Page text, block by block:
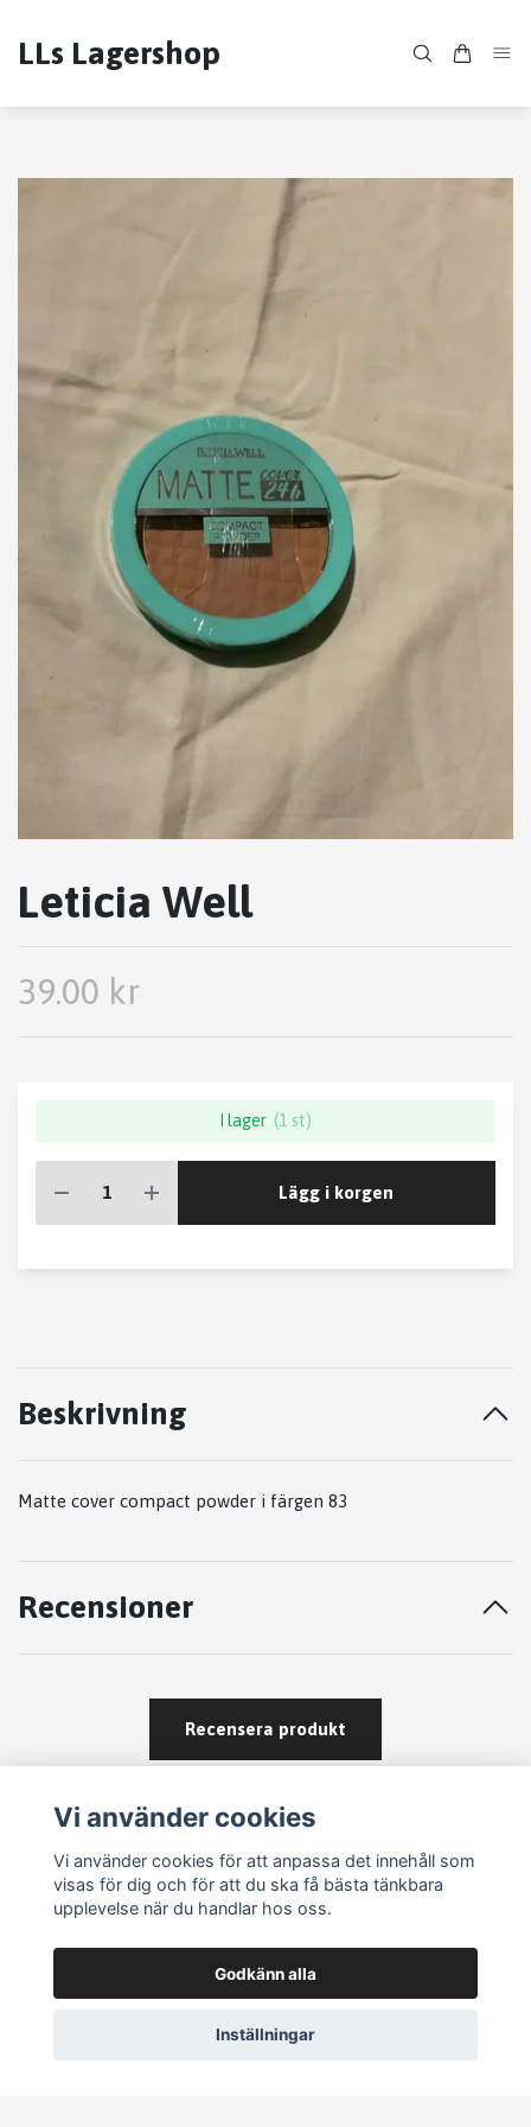
LLs Lagershop
Leticia Well
39.00 kr
I lager (1 st)
Lägg i korgen
Beskrivning
Matte cover compact powder i färgen 83
Recensioner
Recensera produkt
Om köp och returer
Vi använder cookies
Vi använder cookies för att anpassa det innehåll som
visas för dig och för att du ska få bästa tänkbara
upplevelse när du handlar hos oss.
Godkänn alla
Inställningar